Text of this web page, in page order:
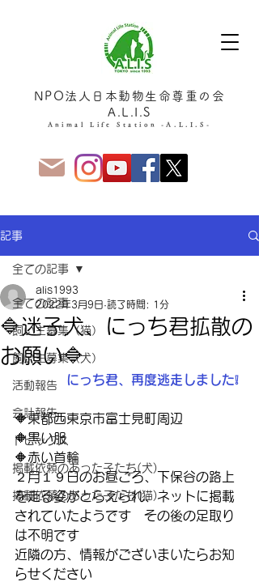
NPO法人日本動物生命尊重の会
A.L.I.S
Animal Life Station -A.L.I.S-
記事
全ての記事
飼い主募集（猫）
飼い主募集（犬）
活動報告
会計報告
トピックス
掲載依頼のあった子たち(犬)
掲載依頼のあった子たち(猫)
全ての記事
🔷迷子犬、にっち君拡散の
お願い🔷
alis1993
2022年3月9日 読了時間: 1分
にっち君、再度逃走しました❕
🔶東都西東京市富士見町周辺
🔶黒い服
🔶赤い首輪
２月１９日のお昼ごろ、下保谷の路上
を走る姿がとらえられ、ネットに掲載
されていたようです　その後の足取り
は不明です
近隣の方、情報がございまいたらお知
らせください